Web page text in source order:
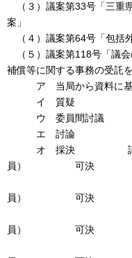
（３）議案第33号「三重
案」
（４）議案第64号「包括
（５）議案第118号「議
補償等に関する事務の受託
ア 当局から資料に基づ
イ 質疑
ウ 委員間討議
エ 討論
オ 採決 議案
員） 可決
議案第32
員） 可決
議案第33
員） 可決
議案第64